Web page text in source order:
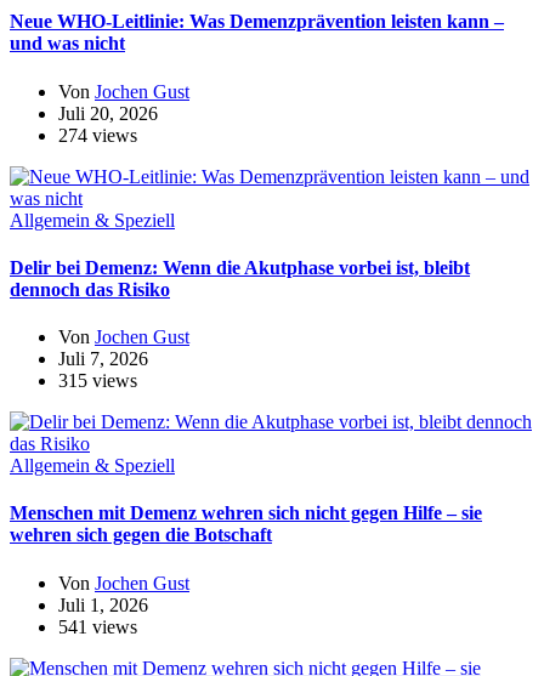
Neue WHO-Leitlinie: Was Demenzprävention leisten kann –
und was nicht
Von Jochen Gust
Juli 20, 2026
274 views
Allgemein & Speziell
Delir bei Demenz: Wenn die Akutphase vorbei ist, bleibt
dennoch das Risiko
Von Jochen Gust
Juli 7, 2026
315 views
Allgemein & Speziell
Menschen mit Demenz wehren sich nicht gegen Hilfe – sie
wehren sich gegen die Botschaft
Von Jochen Gust
Juli 1, 2026
541 views